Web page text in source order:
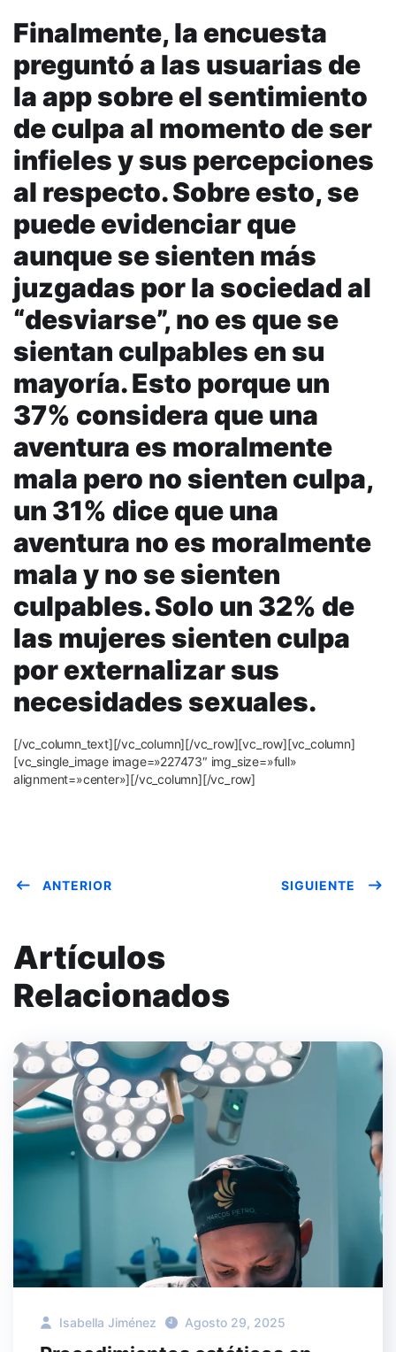
Finalmente, la encuesta
preguntó a las usuarias de
la app sobre el sentimiento
de culpa al momento de ser
infieles y sus percepciones
al respecto. Sobre esto, se
puede evidenciar que
aunque se sienten más
juzgadas por la sociedad al
“desviarse”, no es que se
sientan culpables en su
mayoría. Esto porque un
37% considera que una
aventura es moralmente
mala pero no sienten culpa,
un 31% dice que una
aventura no es moralmente
mala y no se sienten
culpables. Solo un 32% de
las mujeres sienten culpa
por externalizar sus
necesidades sexuales.
[/vc_column_text][/vc_column][/vc_row][vc_row][vc_column]
[vc_single_image image=»227473″ img_size=»full»
alignment=»center»][/vc_column][/vc_row]
ANTERIOR SIGUIENTE
Artículos
Relacionados
Isabella Jiménez Agosto 29, 2025